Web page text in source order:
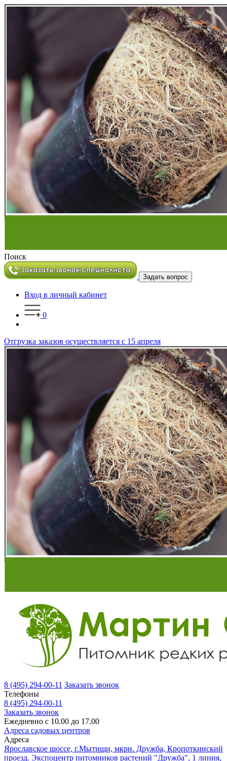
Поиск
Задать вопрос
Вход в личный кабинет
0
Отгрузка заказов осуществляется с 15 апреля
8 (495) 294-00-11 Заказать звонок
Телефоны
8 (495) 294-00-11
Заказать звонок
Ежедневно с 10.00 до 17.00
Адреса садовых центров
Адреса
Ярославское шоссе, г.Мытищи, мкрн. Дружба, Кропоткинский
проезд. Экспоцентр питомников растений "Дружба", 1 линия,